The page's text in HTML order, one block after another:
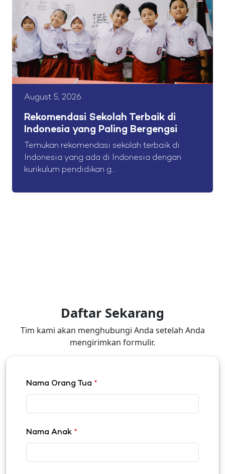
August 5, 2026
Rekomendasi Sekolah Terbaik di
Indonesia yang Paling Bergengsi
Temukan rekomendasi sekolah terbaik di
Indonesia yang ada di Indonesia dengan
kurikulum pendidikan g...
Daftar Sekarang
Tim kami akan menghubungi Anda setelah Anda
mengirimkan formulir.
Nama Orang Tua *
Nama Anak *